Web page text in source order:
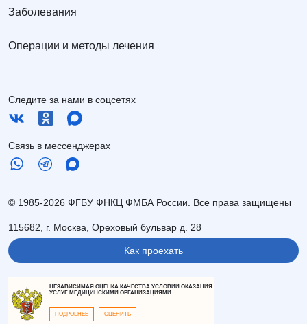
Заболевания
Операции и методы лечения
Следите за нами в соцсетях
Связь в мессенджерах
© 1985-2026 ФГБУ ФНКЦ ФМБА России. Все права защищены
115682, г. Москва, Ореховый бульвар д. 28
Как проехать
НЕЗАВИСИМАЯ ОЦЕНКА КАЧЕСТВА УСЛОВИЙ ОКАЗАНИЯ
УСЛУГ МЕДИЦИНСКИМИ ОРГАНИЗАЦИЯМИ
ПОДРОБНЕЕ ОЦЕНИТЬ